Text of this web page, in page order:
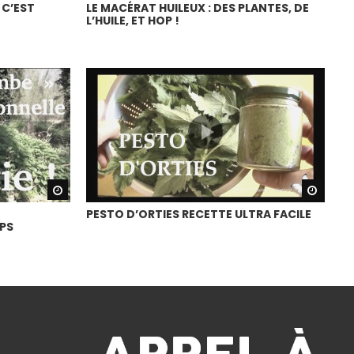
LE MACÉRAT HUILEUX : DES PLANTES, DE
L’HUILE, ET HOP !
Watch Later
PESTO D’ORTIES RECETTE ULTRA FACILE